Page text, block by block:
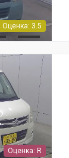
Оценка: 3.5
Оценка: R